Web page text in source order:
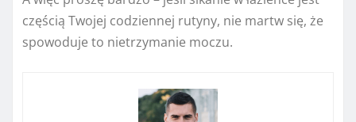
częścią Twojej codziennej rutyny, nie martw się, że
spowoduje to nietrzymanie moczu.